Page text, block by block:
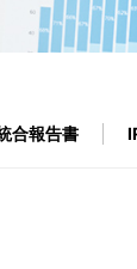
合報告書